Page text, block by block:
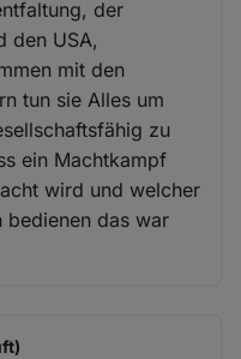
der
den USA,
mit den
tun sie Alles um
zu
ein Machtkampf
wird und welcher
bedienen das war